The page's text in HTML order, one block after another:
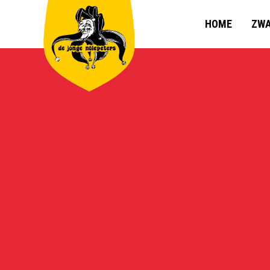
HOME